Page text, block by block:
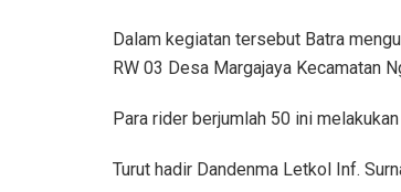
Dalam kegiatan tersebut Batra
RW 03 Desa Margajaya Kecamatan
Para rider berjumlah 50 ini
Turut hadir Dandenma Letkol Inf.